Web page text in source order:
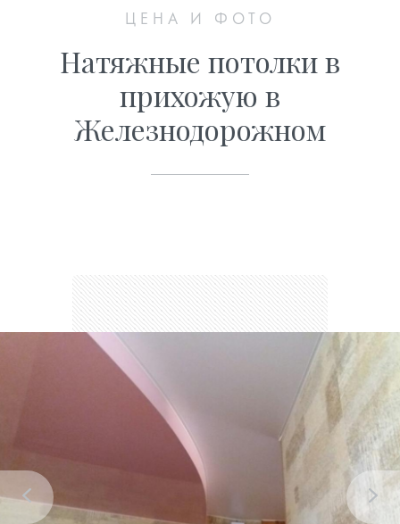
ЦЕНА И ФОТО
Натяжные потолки в
прихожую в
Железнодорожном